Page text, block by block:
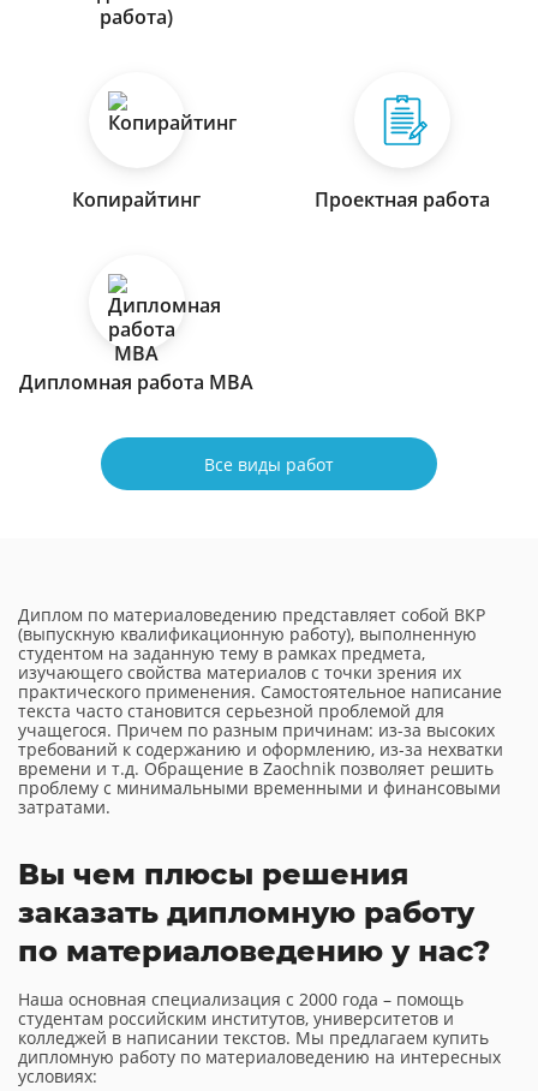
работа)
Копирайтинг Проектная работа
Дипломная работа МВА
Все виды работ
Диплом по материаловедению представляет собой ВКР
(выпускную квалификационную работу), выполненную
студентом на заданную тему в рамках предмета,
изучающего свойства материалов с точки зрения их
практического применения. Самостоятельное написание
текста часто становится серьезной проблемой для
учащегося. Причем по разным причинам: из-за высоких
требований к содержанию и оформлению, из-за нехватки
времени и т.д. Обращение в Zaochnik позволяет решить
проблему с минимальными временными и финансовыми
затратами.
Вы чем плюсы решения
заказать дипломную работу
по материаловедению у нас?
Наша основная специализация с 2000 года – помощь
студентам российским институтов, университетов и
колледжей в написании текстов. Мы предлагаем купить
дипломную работу по материаловедению на интересных
условиях: